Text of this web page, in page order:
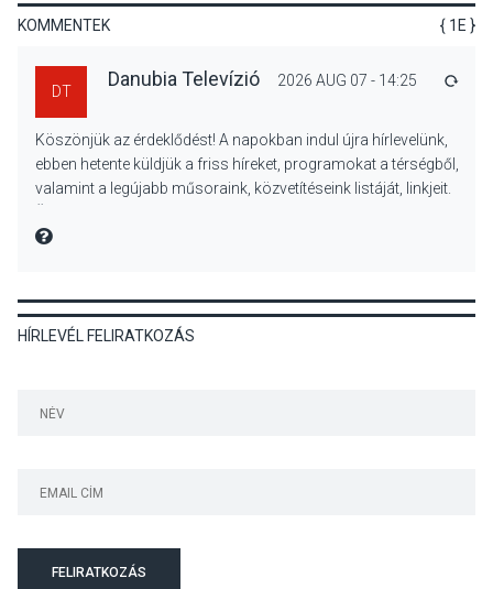
Reneszánsz dallamok
csendülnek fel a visegrádi
Királyi Palota
KULTÚRA 2026 AUG 07
Dunavirág Ünnep Verőcén –
talajközeli ózonmennyiség
KOMMENTEK { 1E }
DT
Danubia Televízió 2026 AUG 07 - 14:25
Köszönjük az érdeklődést! A napokban indul újra hírlevelünk,
ebben hetente küldjük a friss híreket, programokat a térségből,
valamint a legújabb műsoraink, közvetítéseink listáját, linkjeit.
MIRE MONDTA
HÍRLEVÉL FELIRATKOZÁS
FELIRATKOZÁS